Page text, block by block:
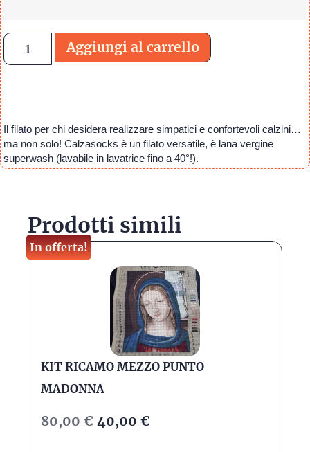
Il filato per chi desidera realizzare simpatici e confortevoli calzini…
ma non solo! Calzasocks è un filato versatile, è lana vergine
superwash (lavabile in lavatrice fino a 40°!).
Aggiungi al carrello
Prodotti simili
In offerta!
KIT RICAMO MEZZO PUNTO
MADONNA
80,00€ 40,00€